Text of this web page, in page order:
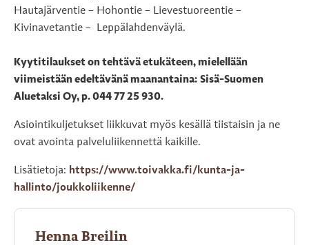
Hautajärventie – Hohontie – Lievestuoreentie –
Kivinavetantie – Leppälahdenväylä.
Kyytitilaukset on tehtävä etukäteen, mielellään
viimeistään edeltävänä maanantaina: Sisä-Suomen
Aluetaksi Oy, p. 044 77 25 930.
Asiointikuljetukset liikkuvat myös kesällä tiistaisin ja ne
ovat avointa palveluliikennettä kaikille.
Lisätietoja: https://www.toivakka.fi/kunta-ja-
hallinto/joukkoliikenne/
Henna Breilin